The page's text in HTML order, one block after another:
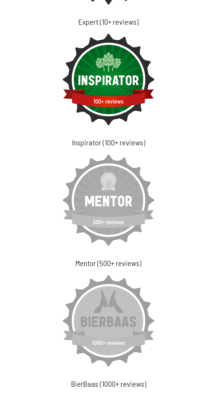
Expert (10+ reviews)
Inspirator (100+ reviews)
Mentor (500+ reviews)
BierBaas (1000+ reviews)